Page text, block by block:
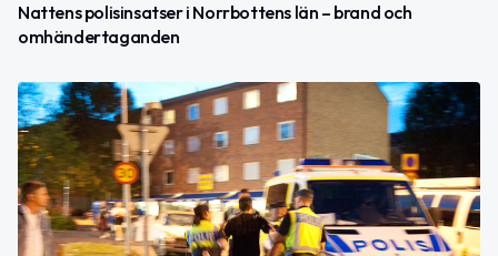
Nattens polisinsatser i Norrbottens län – brand och
omhändertaganden